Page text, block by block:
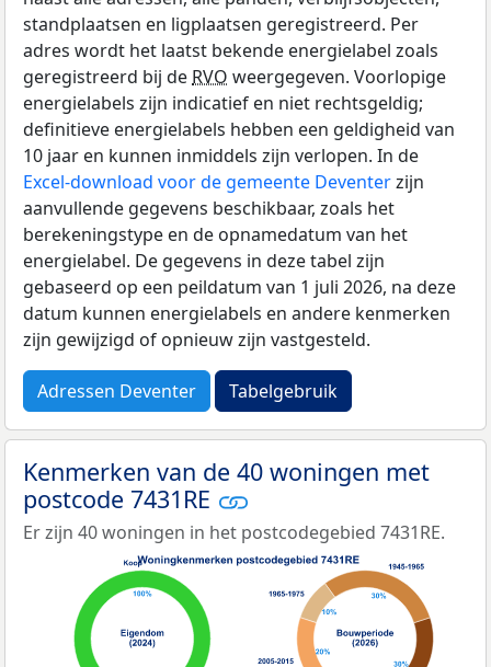
standplaatsen en ligplaatsen geregistreerd. Per
adres wordt het laatst bekende energielabel zoals
geregistreerd bij de RVO weergegeven. Voorlopige
energielabels zijn indicatief en niet rechtsgeldig;
definitieve energielabels hebben een geldigheid van
10 jaar en kunnen inmiddels zijn verlopen. In de
Excel-download voor de gemeente Deventerzijn
aanvullende gegevens beschikbaar, zoals het
berekeningstype en de opnamedatum van het
energielabel. De gegevens in deze tabel zijn
gebaseerd op een peildatum van 1 juli 2026, na deze
datum kunnen energielabels en andere kenmerken
zijn gewijzigd of opnieuw zijn vastgesteld.
Adressen Deventer Tabelgebruik
Kenmerken van de 40 woningen met
postcode 7431RE
Er zijn 40 woningen in het postcodegebied 7431RE.